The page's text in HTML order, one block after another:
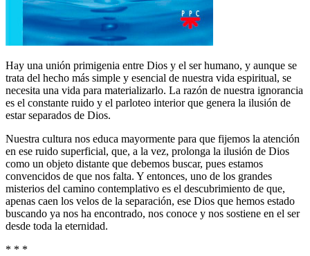
Hay una unión primigenia entre Dios y el ser humano, y aunque se
trata del hecho más simple y esencial de nuestra vida espiritual, se
necesita una vida para materializarlo. La razón de nuestra ignorancia
es el constante ruido y el parloteo interior que genera la ilusión de
estar separados de Dios.
Nuestra cultura nos educa mayormente para que fijemos la atención
en ese ruido superficial, que, a la vez, prolonga la ilusión de Dios
como un objeto distante que debemos buscar, pues estamos
convencidos de que nos falta. Y entonces, uno de los grandes
misterios del camino contemplativo es el descubrimiento de que,
apenas caen los velos de la separación, ese Dios que hemos estado
buscando ya nos ha encontrado, nos conoce y nos sostiene en el ser
desde toda la eternidad.
* * *